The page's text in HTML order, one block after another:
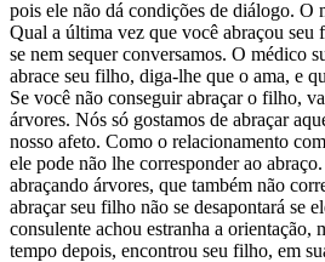
pois ele não dá condições de diálogo. O
Qual a última vez que você abraçou
se nem sequer conversamos. O médico
abrace seu filho, diga-lhe que o ama, e
Se você não conseguir abraçar o filho,
árvores. Nós só gostamos de abraçar
nosso afeto. Como o relacionamento
ele pode não lhe corresponder ao
abraçando árvores, que também não
abraçar seu filho não se desapontará se
consulente achou estranha a orientação,
tempo depois, encontrou seu filho, em